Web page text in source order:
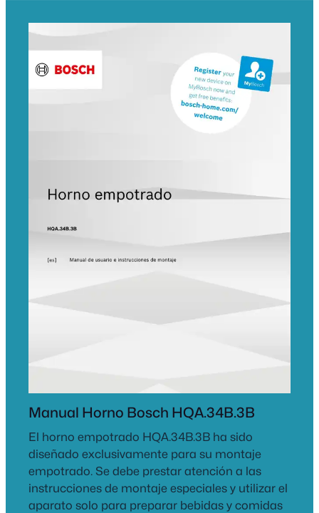
Manual Horno Bosch HQA.34B.3B
El horno empotrado HQA.34B.3B ha sido
diseñado exclusivamente para su montaje
empotrado. Se debe prestar atención a las
instrucciones de montaje especiales y utilizar el
aparato solo para preparar bebidas y comidas